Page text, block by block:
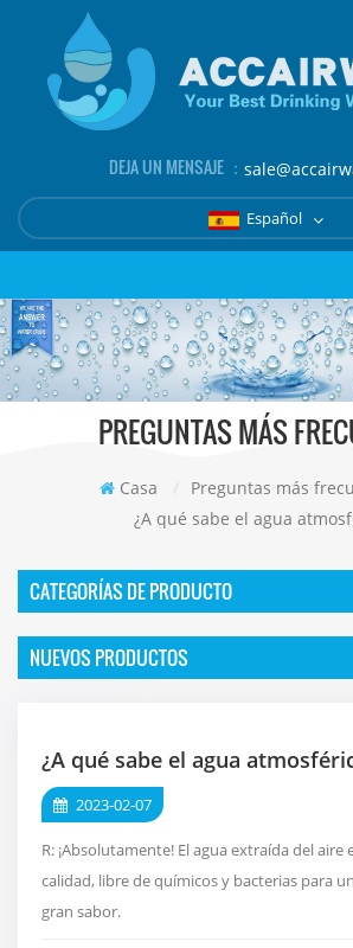
DEJA UN MENSAJE ：
Español
PREGUNTAS MÁS
Casa / Preguntas más
¿A qué sabe el agua
CATEGORÍAS DE PRODUCTO
NUEVOS PRODUCTOS
¿A qué sabe el agua
2023-02-07
R: ¡Absolutamente! El agua extraída del aire
calidad, libre de químicos y bacterias para
gran sabor.